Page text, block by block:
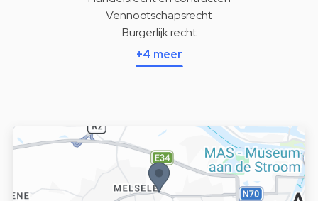
Vennootschapsrecht
Burgerlijk recht
+4 meer